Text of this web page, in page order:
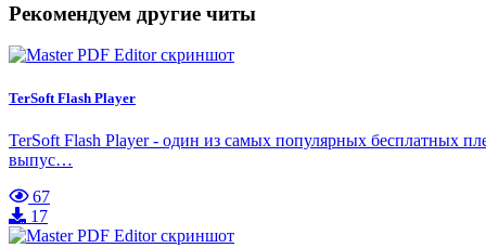
Рекомендуем другие читы
TerSoft Flash Player
TerSoft Flash Player - один из самых популярных бесплатных
выпус…
67
17